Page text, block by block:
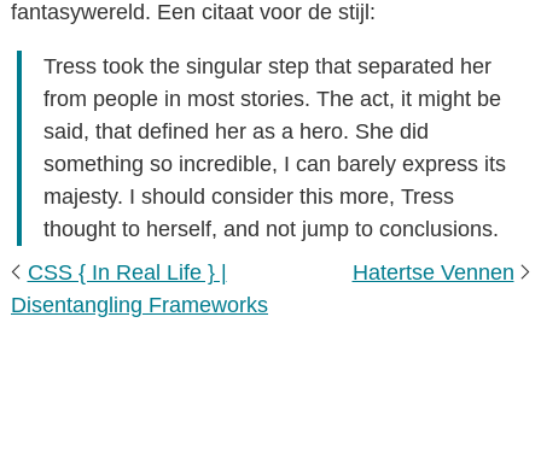
fantasywereld. Een citaat voor de stijl:
Tress took the singular step that separated her
from people in most stories. The act, it might be
said, that defined her as a hero. She did
something so incredible, I can barely express its
majesty. I should consider this more, Tress
thought to herself, and not jump to conclusions.
CSS { In Real Life } |
Disentangling Frameworks
Hatertse Vennen